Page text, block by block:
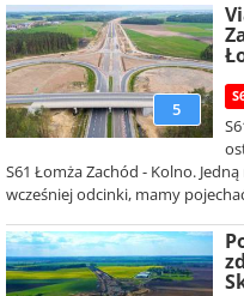
5
S61 Łomża Zachód - Kolno.
wcześniej odcinki, mamy